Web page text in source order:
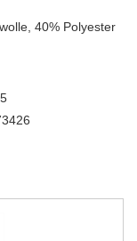
40% Polyester